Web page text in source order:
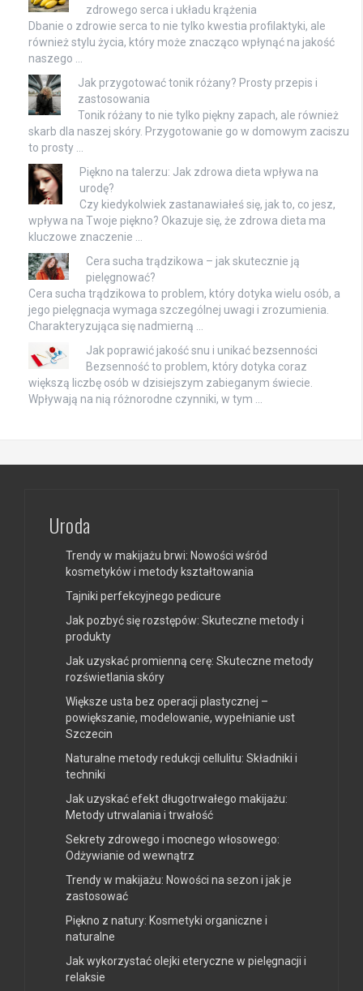
zdrowego serca i układu krążenia
Dbanie o zdrowie serca to nie tylko kwestia profilaktyki, ale
również stylu życia, który może znacząco wpłynąć na jakość
naszego …
Jak przygotować tonik różany? Prosty przepis i
zastosowania
Tonik różany to nie tylko piękny zapach, ale również
skarb dla naszej skóry. Przygotowanie go w domowym zaciszu
to prosty …
Piękno na talerzu: Jak zdrowa dieta wpływa na
urodę?
Czy kiedykolwiek zastanawiałeś się, jak to, co jesz,
wpływa na Twoje piękno? Okazuje się, że zdrowa dieta ma
kluczowe znaczenie …
Cera sucha trądzikowa – jak skutecznie ją
pielęgnować?
Cera sucha trądzikowa to problem, który dotyka wielu osób, a
jego pielęgnacja wymaga szczególnej uwagi i zrozumienia.
Charakteryzująca się nadmierną …
Jak poprawić jakość snu i unikać bezsenności
Bezsenność to problem, który dotyka coraz
większą liczbę osób w dzisiejszym zabieganym świecie.
Wpływają na nią różnorodne czynniki, w tym …
Uroda
Trendy w makijażu brwi: Nowości wśród
kosmetyków i metody kształtowania
Tajniki perfekcyjnego pedicure
Jak pozbyć się rozstępów: Skuteczne metody i
produkty
Jak uzyskać promienną cerę: Skuteczne metody
rozświetlania skóry
Większe usta bez operacji plastycznej –
powiększanie, modelowanie, wypełnianie ust
Szczecin
Naturalne metody redukcji cellulitu: Składniki i
techniki
Jak uzyskać efekt długotrwałego makijażu:
Metody utrwalania i trwałość
Sekrety zdrowego i mocnego włosowego:
Odżywianie od wewnątrz
Trendy w makijażu: Nowości na sezon i jak je
zastosować
Piękno z natury: Kosmetyki organiczne i
naturalne
Jak wykorzystać olejki eteryczne w pielęgnacji i
relaksie